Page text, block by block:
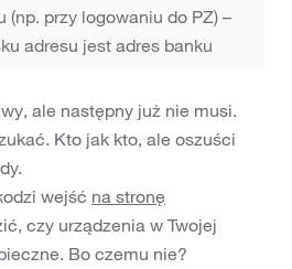
(np. przy logowaniu do PZ) –
adresu jest adres banku
ale następny już nie musi.
Kto jak kto, ale oszuści
wejść na stronę
czy urządzenia w Twojej
Bo czemu nie?